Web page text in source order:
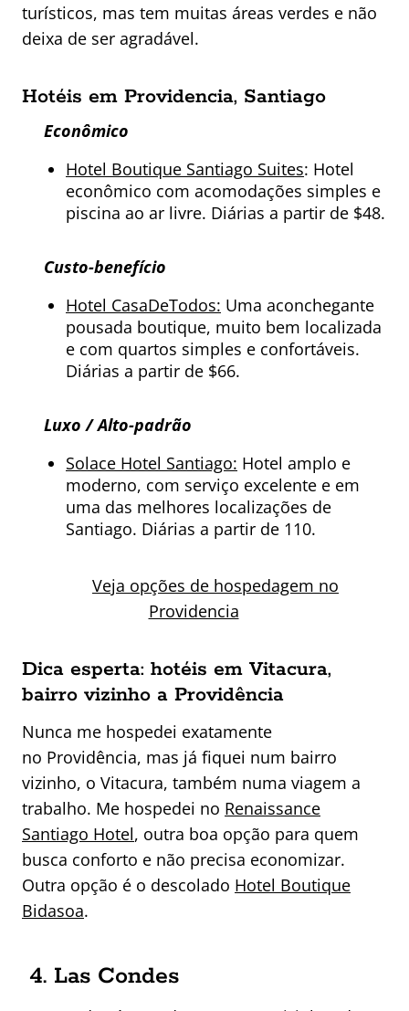
turísticos, mas tem muitas áreas verdes e não
deixa de ser agradável.
Hotéis em Providencia, Santiago
Econômico
Hotel Boutique Santiago Suites: Hotel
econômico com acomodações simples e
piscina ao ar livre. Diárias a partir de $48.
Custo-benefício
Hotel CasaDeTodos: Uma aconchegante
pousada boutique, muito bem localizada
e com quartos simples e confortáveis.
Diárias a partir de $66.
Luxo / Alto-padrão
Solace Hotel Santiago: Hotel amplo e
moderno, com serviço excelente e em
uma das melhores localizações de
Santiago. Diárias a partir de 110.
Veja opções de hospedagem no
Providencia
Dica esperta: hotéis em Vitacura,
bairro vizinho a Providência
Nunca me hospedei exatamente
no Providência, mas já fiquei num bairro
vizinho, o Vitacura, também numa viagem a
trabalho. Me hospedei no Renaissance
Santiago Hotel, outra boa opção para quem
busca conforto e não precisa economizar.
Outra opção é o descolado Hotel Boutique
Bidasoa.
4. Las Condes